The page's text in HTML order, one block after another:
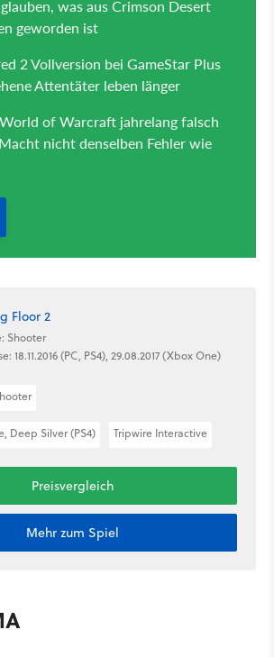
Floor 2
Shooter
18.11.2016 (PC, PS4), 29.08.2017 (Xbox One)
Deep Silver (PS4) Tripwire Interactive
Preisvergleich
Mehr zum Spiel